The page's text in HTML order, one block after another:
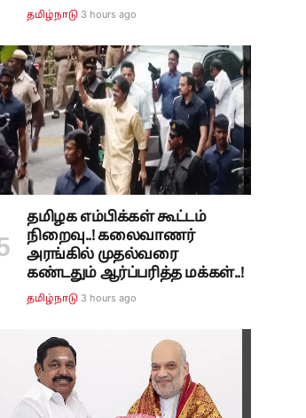
தமிழ்நாடு 3 hours ago
தமிழக எம்பிக்கள் கூட்டம்
நிறைவு..! கலைவாணர்
அரங்கில் முதல்வரை
கண்டதும் ஆர்ப்பரித்த மக்கள்..!
தமிழ்நாடு 3 hours ago